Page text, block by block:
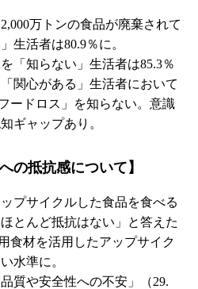
万トンの食品が廃棄されて
生活者は80.9％に。
「知らない」生活者は85.3％
関心がある」生活者において
ードロス」を知らない。意識
ギャップあり。
の抵抗感について】
プサイクルした食品を食べる
とんど抵抗はない」と答えた
食材を活用したアップサイク
水準に。
質や安全性への不安」（29.